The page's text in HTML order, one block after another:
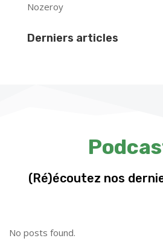
Nozeroy
Derniers articles
(Ré)écoutez nos
No posts found.